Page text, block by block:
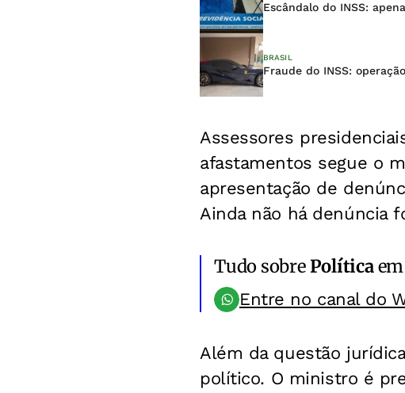
Escândalo do INSS:
BRASIL
Fraude do INSS:
Assessores
afastamentos segue o
apresentação de
Ainda não há denúncia
Tudo sobrePolíticaem
Entre no canal do
Além da questão
político. O ministro é